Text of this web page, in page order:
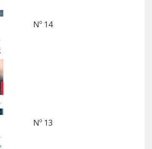
Nº 14
Nº 13